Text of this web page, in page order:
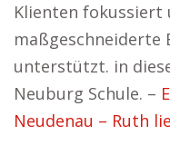
Klienten fokussiert
maßgeschneiderte
unterstützt. in
Neuburg Schule. –
Neudenau – Ruth